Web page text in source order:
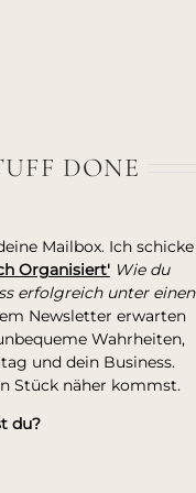
DONE
Mailbox. Ich schicke
Organisiert' Wie du
erfolgreich unter einen
Newsletter erwarten
Wahrheiten,
und dein Business.
Stück näher kommst.
du?